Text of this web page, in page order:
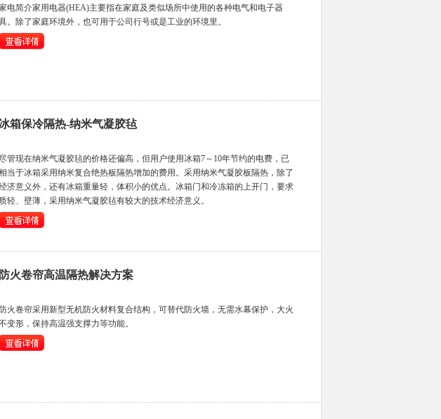
电简介家用电器(HEA)主要指在家庭及类似场所中使用的各种电气和电子器
。除了家庭环境外，也可用于公司行号或是工业的环境里。
冰箱保冷隔热-纳米气凝胶毡
管现在纳米气凝胶毡的价格还偏高，但用户使用冰箱7～10年节约的电费，已
当于冰箱采用纳米复合绝热板隔热增加的费用。采用纳米气凝胶板隔热，除了
济意义外，还有冰箱重量轻，体积小的优点。冰箱门和冷冻箱的上开门，要求
质轻、壁薄，采用纳米气凝胶毡有较大的技术经济意义。
防火卷帘高温隔热解决方案
防火卷帘采用新型无机防火材料复合结构，可替代防火墙，无需水幕保护，大火
变形，保持高温强支撑力等功能。